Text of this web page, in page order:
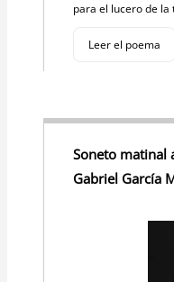
para el lucero de la
Leer el poema
Soneto matinal
Gabriel García